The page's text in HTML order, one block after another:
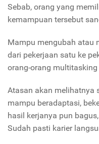
Sebab, orang yang
kemampuan tersebut
Mampu mengubah atau
dari pekerjaan satu ke
orang-orang
Atasan akan melihatnya
mampu beradaptasi,
hasil kerjanya pun
Sudah pasti karier